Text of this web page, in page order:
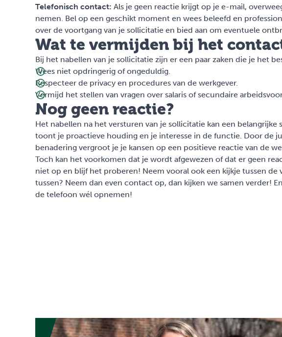
Telefonisch contact: Als je geen reactie krijgt op je e-mail,
nemen. Bel op een geschikt moment en wees beleefd en
over de voortgang van je sollicitatie en bied aan om eventuele
Wat te vermijden bij het
Bij het nabellen van je sollicitatie zijn er een paar zaken die je het
Wees niet opdringerig of ongeduldig.
Respecteer de privacy en procedures van de werkgever.
Vermijd het stellen van vragen over salaris of secundaire
Nog geen reactie?
Het nabellen na het versturen van je sollicitatie kan een
toont je proactieve houding en je interesse in de functie. Door de
benadering vergroot je je kansen op een positieve reactie van de
Toch kan het voorkomen dat je wordt afgewezen of dat er geen
niet op en blijf het proberen! Neem vooral ook een kijkje tussen de
tussen? Neem dan even contact op, dan kijken we samen verder!
de telefoon wél opnemen!